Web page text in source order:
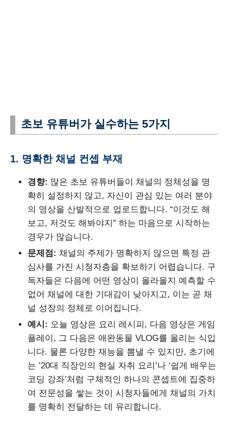
초보 유튜버가 실수하는 5가지
1. 명확한 채널 컨셉 부재
경향: 많은 초보 유튜버들이 채널의 정체성을 명
확히 설정하지 않고, 자신이 관심 있는 여러 분야
의 영상을 산발적으로 업로드합니다. “이것도 해
보고, 저것도 해봐야지” 하는 마음으로 시작하는
경우가 많습니다.
문제점: 채널의 주제가 명확하지 않으면 특정 관
심사를 가진 시청자층을 확보하기 어렵습니다. 구
독자들은 다음에 어떤 영상이 올라올지 예측할 수
없어 채널에 대한 기대감이 낮아지고, 이는 곧 채
널 성장의 정체로 이어집니다.
예시: 오늘 영상은 요리 레시피, 다음 영상은 게임
플레이, 그 다음은 애완동물 VLOG를 올리는 식입
니다. 물론 다양한 재능을 뽐낼 수 있지만, 초기에
는 ’20대 직장인의 현실 자취 요리’나 ‘쉽게 배우는
코딩 강좌’처럼 구체적인 하나의 콘셉트에 집중하
여 전문성을 쌓는 것이 시청자들에게 채널의 가치
를 명확히 전달하는 데 유리합니다.